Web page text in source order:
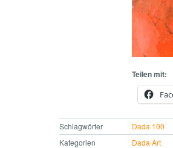
Teilen mit:
Schlagwörter
Dada 100
Kategorien
Dada Art